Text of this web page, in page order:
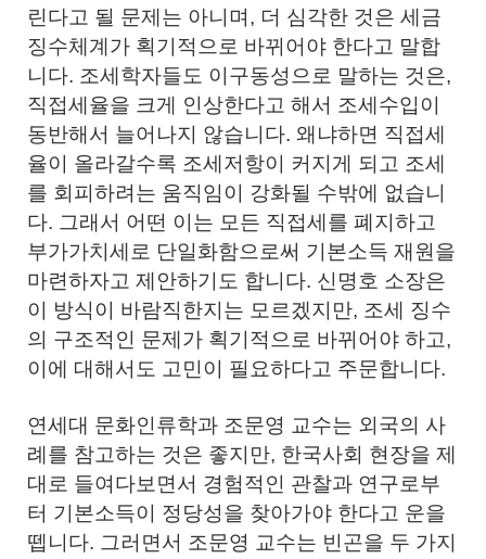
린다고 될 문제는 아니며, 더 심각한 것은 세금
징수체계가 획기적으로 바뀌어야 한다고 말합
니다. 조세학자들도 이구동성으로 말하는 것은,
직접세율을 크게 인상한다고 해서 조세수입이
동반해서 늘어나지 않습니다. 왜냐하면 직접세
율이 올라갈수록 조세저항이 커지게 되고 조세
를 회피하려는 움직임이 강화될 수밖에 없습니
다. 그래서 어떤 이는 모든 직접세를 폐지하고
부가가치세로 단일화함으로써 기본소득 재원을
마련하자고 제안하기도 합니다. 신명호 소장은
이 방식이 바람직한지는 모르겠지만, 조세 징수
의 구조적인 문제가 획기적으로 바뀌어야 하고,
이에 대해서도 고민이 필요하다고 주문합니다.
연세대 문화인류학과 조문영 교수는 외국의 사
례를 참고하는 것은 좋지만, 한국사회 현장을 제
대로 들여다보면서 경험적인 관찰과 연구로부
터 기본소득이 정당성을 찾아가야 한다고 운을
뗍니다. 그러면서 조문영 교수는 빈곤을 두 가지